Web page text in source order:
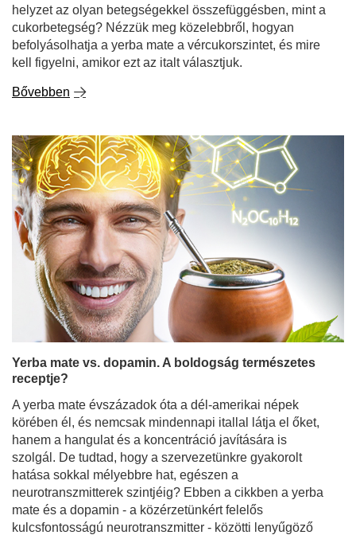
helyzet az olyan betegségekkel összefüggésben, mint a
cukorbetegség? Nézzük meg közelebbről, hogyan
befolyásolhatja a yerba mate a vércukorszintet, és mire
kell figyelni, amikor ezt az italt választjuk.
Bővebben
Yerba mate vs. dopamin. A boldogság természetes
receptje?
A yerba mate évszázadok óta a dél-amerikai népek
körében él, és nemcsak mindennapi itallal látja el őket,
hanem a hangulat és a koncentráció javítására is
szolgál. De tudtad, hogy a szervezetünkre gyakorolt
hatása sokkal mélyebbre hat, egészen a
neurotranszmitterek szintjéig? Ebben a cikkben a yerba
mate és a dopamin - a közérzetünkért felelős
kulcsfontosságú neurotranszmitter - közötti lenyűgöző